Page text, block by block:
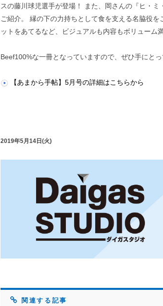
スの藤川球児選手が登場！ また、岡さんの『ヒ・
ご紹介。 縁の下の力持ちとして食を支える名脇役
ットをあてるなど、ビジュアルも内容もボリューム
Beef100%な一冊となっていますので、ぜひ手にと
【あまから手帖】5月号の詳細はこちらから
2019年5月14日(火)
関連する記事